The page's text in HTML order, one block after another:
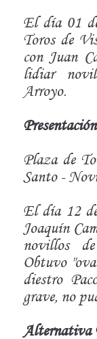
El día 01
Toros de
con Juan
lidiar
Arroyo.
Plaza de
Santo -
El día 12
Joaquín
novillos
Obtuvo
diestro
grave, no
Alternativa